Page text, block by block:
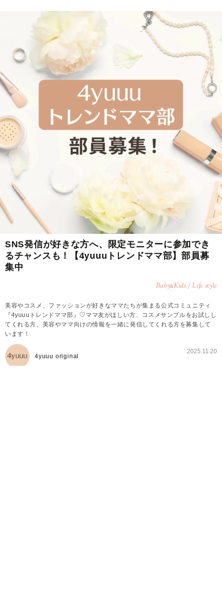
SNS発信が好きな方へ、限定モニターに参加でき
るチャンスも！【4yuuuトレンドママ部】部員募
集中
Baby&Kids / Life style
美容やコスメ、ファッションが好きなママたちが集まる公式コミュニティ
『4yuuuトレンドママ部』♡ママ友がほしい方、コスメサンプルをお試しし
てくれる方、美容やママ向けの情報を一緒に発信してくれる方を募集して
います！
4yuuu original
2025.11.20